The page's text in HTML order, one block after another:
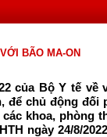
BÃO MA-ON
của Bộ Y tế về
để chủ động đối
khoa, phòng
ngày 24/8/